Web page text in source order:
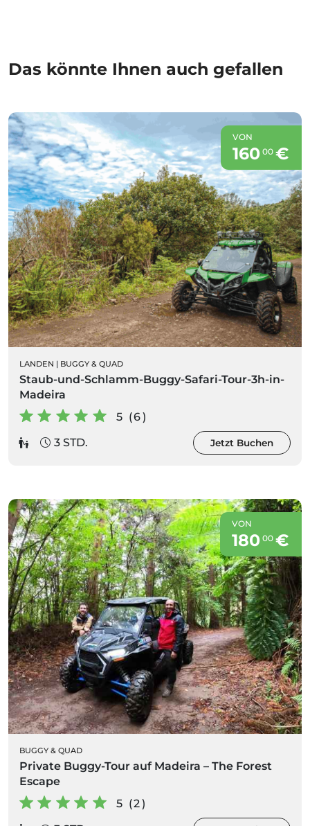
Das könnte Ihnen auch gefallen
VON
160 00€
LANDEN | BUGGY & QUAD
Staub-und-Schlamm-Buggy-Safari-Tour-3h-in-
Madeira
5 (6)
3 STD.
Jetzt Buchen
VON
180 00€
BUGGY & QUAD
Private Buggy-Tour auf Madeira – The Forest
Escape
5 (2)